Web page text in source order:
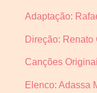
Adaptação:
Direção: Renato
Canções
Elenco: Adassa